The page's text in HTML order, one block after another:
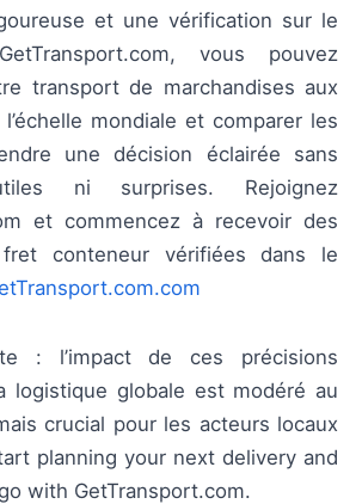
et une vérification sur le
vous pouvez
transport de marchandises aux
mondiale et comparer les
une décision éclairée sans
ni surprises. Rejoignez
et commencez à recevoir des
conteneur vérifiées dans le
: l’impact de ces précisions
logistique globale est modéré au
crucial pour les acteurs locaux
planning your next delivery and
with GetTransport.com.